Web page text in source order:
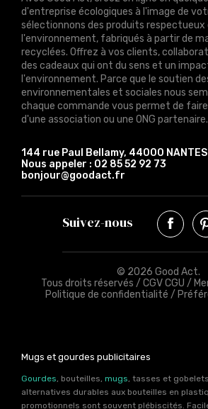
d'entreprise écologiques à l'image de
sélectionnons des produits respectueux
l'environnement, fabriqués à partir de
recyclées. Offrez à vos clients,
des cadeaux qui ont du sens et un
l'environnement. Parce que le soutien
environnementales et sociales nous
chaque commande vous permet de
d'une association ou une ONG partenaire.
144 rue Paul Bellamy, 44000 NANTES
Nous appeler : 02 85 52 92 73
bonjour@goodact.fr
Suivez-nous
© 2026 Good Act.
Tous droits réservés / CGV CGU /
Politique de confidentialité /
Mugs et gourdes publicitaires
Gourdes , bouteilles, mugs , tasses et
alternatives durables aux bouteilles en
promotionnels sont souvent plébiscités.